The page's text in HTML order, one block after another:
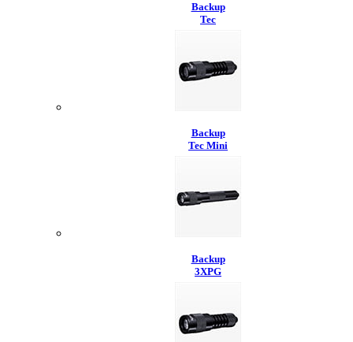
Backup
Tec
Backup
Tec Mini
Backup
3XPG